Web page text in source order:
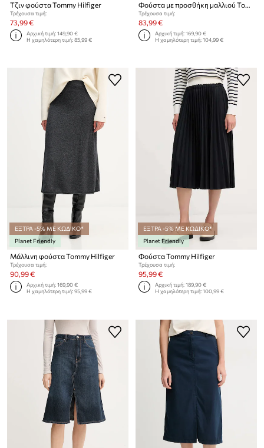
Τζιν φούστα Tommy Hilfiger
Τρέχουσα τιμή:
73,99 €
Αρχική τιμή:149,90 €
Η χαμηλότερη τιμή:85,99 €
Φούστα με προσθήκη μαλλιού Tommy Hilfiger
Τρέχουσα τιμή:
83,99 €
Αρχική τιμή:169,90 €
Η χαμηλότερη τιμή:104,99 €
ΕΞΤΡΑ -5% ΜΕ ΚΩΔΙΚΟ*
Planet Friendly
Μάλλινη φούστα Tommy Hilfiger
Τρέχουσα τιμή:
90,99 €
Αρχική τιμή:169,90 €
Η χαμηλότερη τιμή:95,99 €
ΕΞΤΡΑ -5% ΜΕ ΚΩΔΙΚΟ*
Planet Friendly
Φούστα Tommy Hilfiger
Τρέχουσα τιμή:
95,99 €
Αρχική τιμή:189,90 €
Η χαμηλότερη τιμή:100,99 €